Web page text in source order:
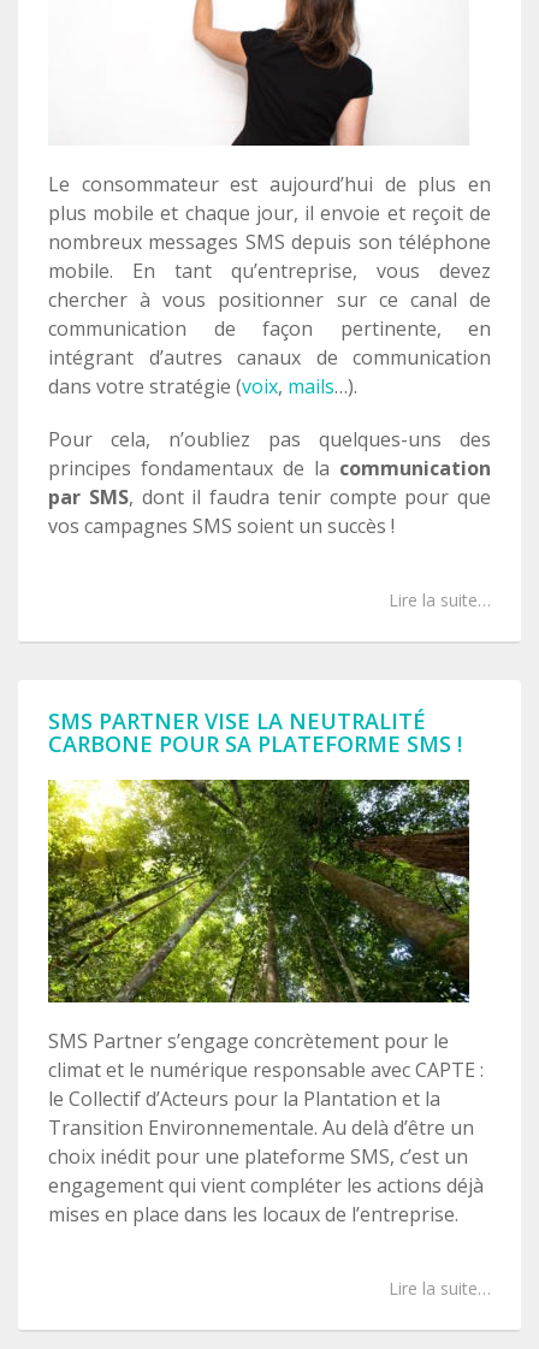
Le consommateur est aujourd’hui de plus en
plus mobile et chaque jour, il envoie et reçoit de
nombreux messages SMS depuis son téléphone
mobile. En tant qu’entreprise, vous devez
chercher à vous positionner sur ce canal de
communication de façon pertinente, en
intégrant d’autres canaux de communication
dans votre stratégie (voix, mails…).
Pour cela, n’oubliez pas quelques-uns des
principes fondamentaux de la communication
par SMS, dont il faudra tenir compte pour que
vos campagnes SMS soient un succès !
Lire la suite…
SMS PARTNER VISE LA NEUTRALITÉ
CARBONE POUR SA PLATEFORME SMS !
SMS Partner s’engage concrètement pour le
climat et le numérique responsable avec CAPTE :
le Collectif d’Acteurs pour la Plantation et la
Transition Environnementale. Au delà d’être un
choix inédit pour une plateforme SMS, c’est un
engagement qui vient compléter les actions déjà
mises en place dans les locaux de l’entreprise.
Lire la suite…